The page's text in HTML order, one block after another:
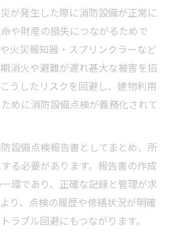
検で見落としやすい注意点の解
検の順番と現場での実践テクニ
ーズに進めるコツとは
検書類の種類と作成の基本手順
検報告書エクセル活用術で時短
等点検結果報告書の作成ポイン
が発生した際に消防設備が正常に
や財産の損失につながるためで
火災報知器・スプリンクラーなど
消火や避難が遅れ甚大な被害を招
うしたリスクを回避し、建物利用
めに消防設備点検が義務化されて
設備点検報告書としてまとめ、所
る必要があります。報告書の作成
環であり、正確な記録と管理が求
り、点検の履歴や修繕状況が明確
ラブル回避にもつながります。